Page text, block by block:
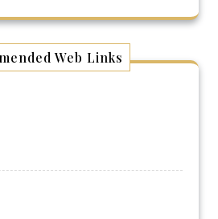
Web Links